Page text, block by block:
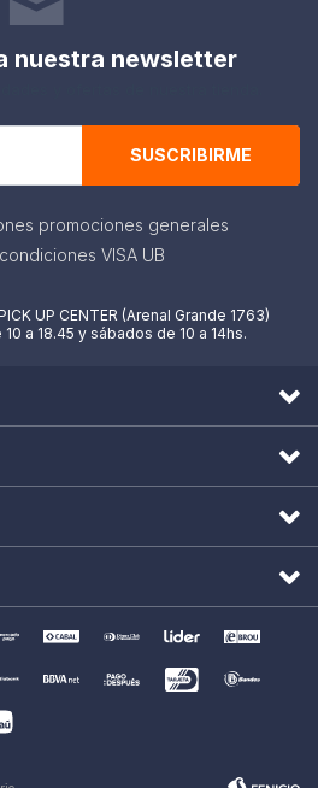
nuestra newsletter
SUSCRIBIRME
promociones generales
VISA UB
UP CENTER (Arenal Grande 1763)
a 18.45 y sábados de 10 a 14hs.